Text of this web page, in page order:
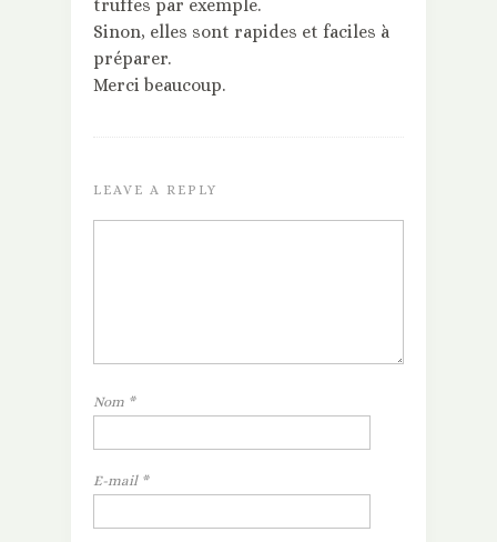
truffes par exemple.
Sinon, elles sont rapides et faciles à
préparer.
Merci beaucoup.
LEAVE A REPLY
Nom *
E-mail *